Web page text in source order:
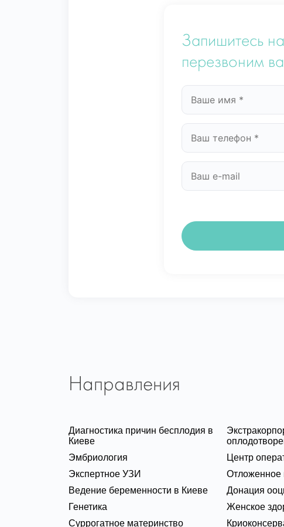
Запишитесь
перезвоним
Направления
Диагностика причин бесплодия в
Киеве
Эмбриология
Центр
Экспертное УЗИ
Отложенное
Ведение беременности в Киеве
Донация
Генетика
Женское
Суррогатное материнство